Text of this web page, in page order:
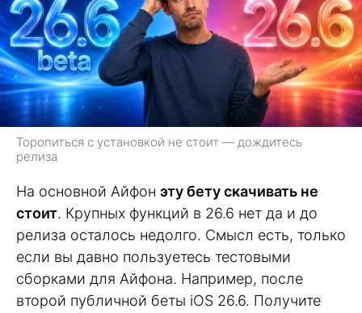
Торопиться с установкой не стоит — дождитесь
релиза
На основной Айфон эту бету скачивать не
стоит. Крупных функций в 26.6 нет да и до
релиза осталось недолго. Смысл есть, только
если вы давно пользуетесь тестовыми
сборками для Айфона. Например, после
второй публичной беты iOS 26.6. Получите